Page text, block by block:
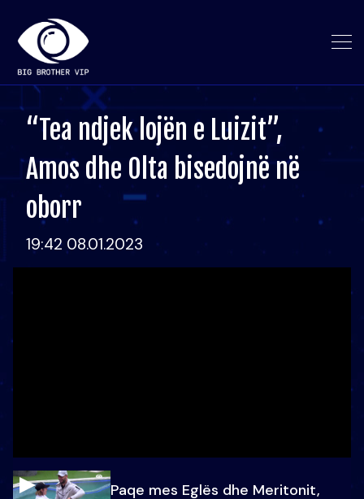
“Tea ndjek lojën e Luizit”,
Amos dhe Olta bisedojnë në
oborr
19:42 08.01.2023
Paqe mes Eglës dhe Meritonit,